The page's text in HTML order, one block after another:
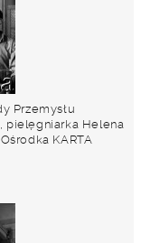
Przemysłu
pielęgniarka Helena
KARTA